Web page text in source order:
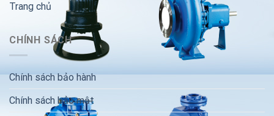
Trang chủ
CHÍNH SÁCH
Chính sách bảo hành
Chính sách bảo mật